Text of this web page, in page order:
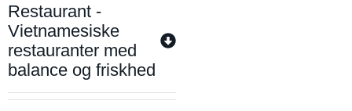
Restaurant -
Vietnamesiske
restauranter med
balance og friskhed